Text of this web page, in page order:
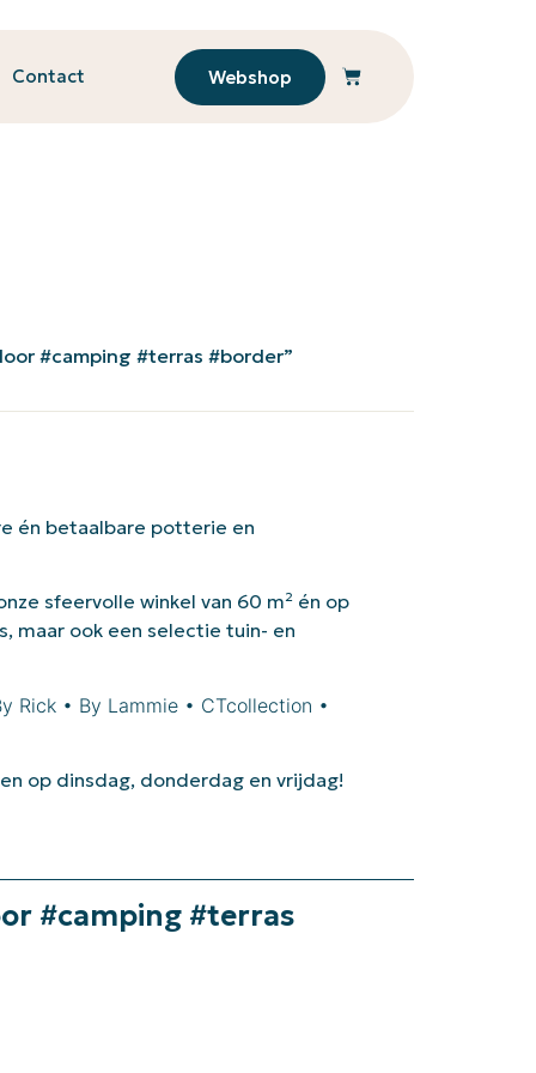
Contact Webshop
#camping #terras #border”
én betaalbare potterie en
sfeervolle winkel van 60 m² én op
maar ook een selectie tuin- en
Rick • By Lammie • CTcollection •
op dinsdag, donderdag en vrijdag!
#camping #terras